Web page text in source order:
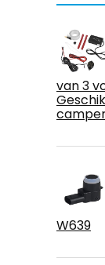
van 3
W639